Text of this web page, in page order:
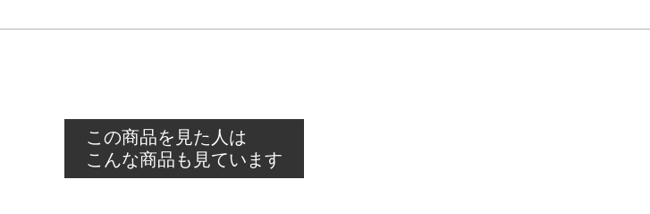
この商品を見た人は
こんな商品も見ています